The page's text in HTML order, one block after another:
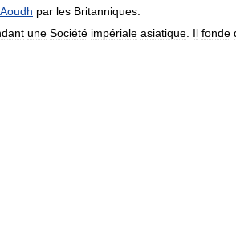
Aoudh par les Britanniques
une Société impériale asiatique Il fonde